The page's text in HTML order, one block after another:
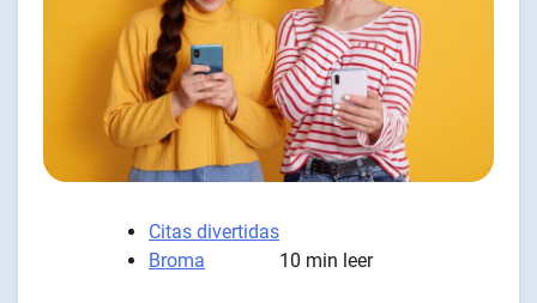
Citas divertidas
Broma
10 min leer